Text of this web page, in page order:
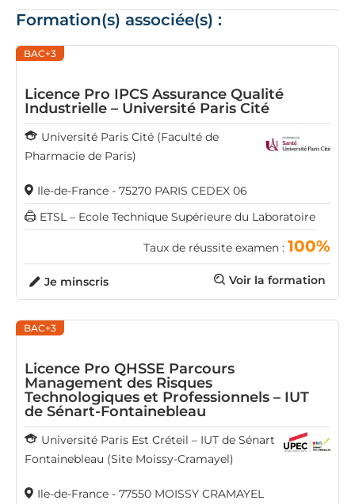
Formation(s) associée(s) :
BAC+3
Licence Pro IPCS Assurance Qualité
Industrielle – Université Paris Cité
Université Paris Cité (Faculté de
Pharmacie de Paris)
Ile-de-France - 75270 PARIS CEDEX 06
ETSL – Ecole Technique Supérieure du Laboratoire
Taux de réussite examen : 100%
Voir la formation
Je minscris
BAC+3
Licence Pro QHSSE Parcours
Management des Risques
Technologiques et Professionnels – IUT
de Sénart-Fontainebleau
Université Paris Est Créteil – IUT de Sénart
Fontainebleau (Site Moissy-Cramayel)
Ile-de-France - 77550 MOISSY CRAMAYEL